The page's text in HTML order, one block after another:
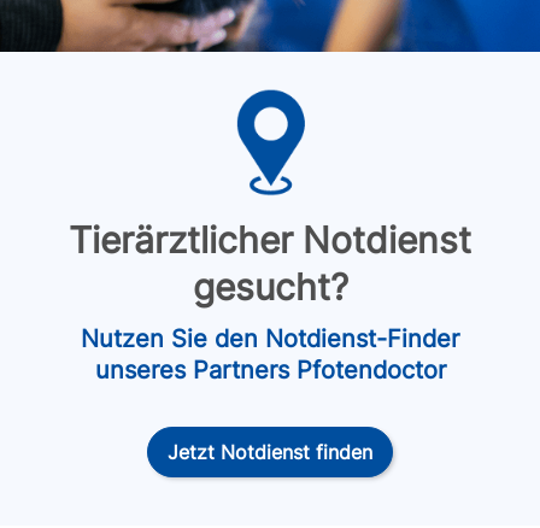
Tierärztlicher Notdienst
gesucht?
Nutzen Sie den Notdienst-Finder
unseres Partners Pfotendoctor
Jetzt Notdienst finden